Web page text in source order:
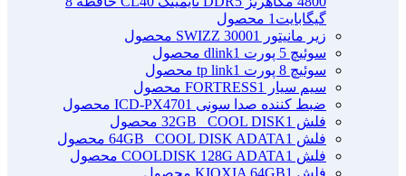
گیگابایت 1 محصول
زیر مانیتور SWIZZ 3000
1 محصول
سوئیچ 5 پورت dlink
1 محصول
سوئیچ 8 پورت tp link
1 محصول
سیم سیار FORTRESS
1 محصول
ضبط کننده صدا سونی ICD-PX470 1 محصول
فلش 32GB _COOL DISK 1 محصول
فلش 64GB _COOL DISK ADATA 1 محصول
فلش COOLDISK 128G ADATA 1 محصول
فلش KIOXIA 64GB 1 محصول